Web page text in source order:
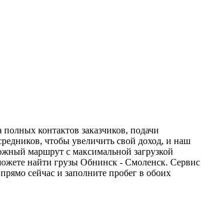
контактов заказчиков, подачи
чтобы увеличить свой доход, и наш
маршрут с максимальной загрузкой
найти грузы Обнинск - Смоленск. Сервис
сейчас и заполните пробег в обоих